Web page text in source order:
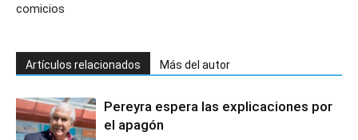
comicios
Artículos relacionados Más del autor
Pereyra espera las explicaciones por
el apagón